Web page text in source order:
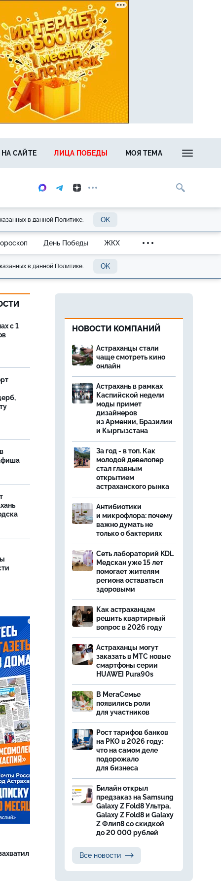
НА САЙТЕ ЛИЦА ПОБЕДЫ МОЯ ТЕМА
в данной Политике. OK
День Победы ЖКХ
в данной Политике. OK
с 1
НОВОСТИ КОМПАНИЙ
Астраханцы стали
чаще смотреть кино
онлайн
Астрахань в рамках
Каспийской недели
моды примет
дизайнеров
из Армении, Бразилии
и Кыргызстана
За год - в топ. Как
молодой девелопер
стал главным
открытием
астраханского рынка
Антибиотики
и микрофлора: почему
важно думать не
только о бактериях
Сеть лабораторий KDL
Медскан уже 15 лет
помогает жителям
региона оставаться
здоровыми
Как астраханцам
решить квартирный
вопрос в 2026 году
Астраханцы могут
заказать в МТС новые
смартфоны серии
HUAWEI Pura90s
В МегаСемье
появились роли
для участников
Рост тарифов банков
на РКО в 2026 году:
что на самом деле
подорожало
для бизнеса
Билайн открыл
предзаказ на Samsung
Galaxy Z Fold8 Ультра,
Galaxy Z Fold8 и Galaxy
Z Флип8 со скидкой
до 20 000 рублей
Все новости